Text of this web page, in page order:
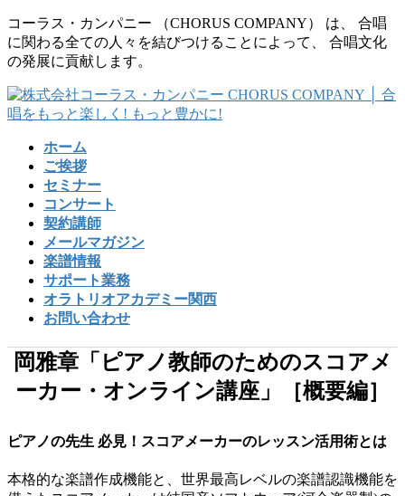
コ
ン
テ
ツ
に
ナ
ビ
ゲ
シ
ョ
コーラス・カンパニー （CHORUS COMPANY） は、 合唱
に関わる全ての人々を結びつけることによって、 合唱文化
の発展に貢献します。
ホーム
ご挨拶
セミナー
コンサート
契約講師
メールマガジン
楽譜情報
サポート業務
オラトリオアカデミー関西
お問い合わせ
岡雅章「ピアノ教師のためのスコアメ
ーカー・オンライン講座」［概要編］
ピアノの先生 必見！スコアメーカーのレッスン活用術とは
本格的な楽譜作成機能と、世界最高レベルの楽譜認識機能を